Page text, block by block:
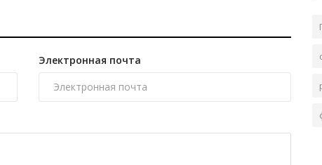
Электронная почта